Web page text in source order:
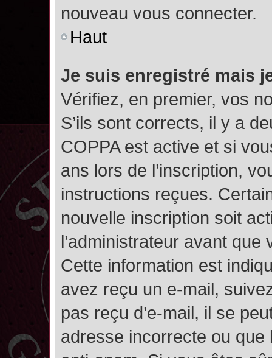
nouveau vous connecter.
Haut
Je suis enregistré mais
Vérifiez, en premier, vos
S’ils sont corrects, il y a
COPPA est active et si
ans lors de l’inscription,
instructions reçues.
nouvelle inscription soit
l’administrateur avant
Cette information est
avez reçu un e-mail,
pas reçu d’e-mail, il se
adresse incorrecte ou que